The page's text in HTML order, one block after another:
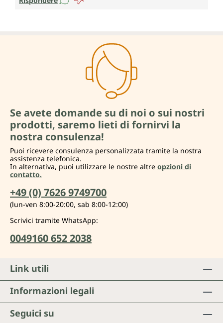
Se avete domande su di noi o sui nostri
prodotti, saremo lieti di fornirvi la
nostra consulenza!
Puoi ricevere consulenza personalizzata tramite la nostra
assistenza telefonica.
In alternativa, puoi utilizzare le nostre altre opzioni di
contatto.
+49 (0) 7626 9749700
(lun-ven 8:00-20:00, sab 8:00-12:00)
Scrivici tramite WhatsApp:
0049160 652 2038
Seguici su
Link utili
Informazioni legali